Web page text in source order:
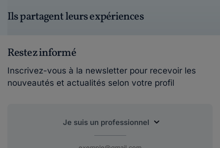
Ils partagent leurs expériences
Restez informé
Inscrivez-vous à la newsletter pour recevoir les
nouveautés et actualités selon votre profil